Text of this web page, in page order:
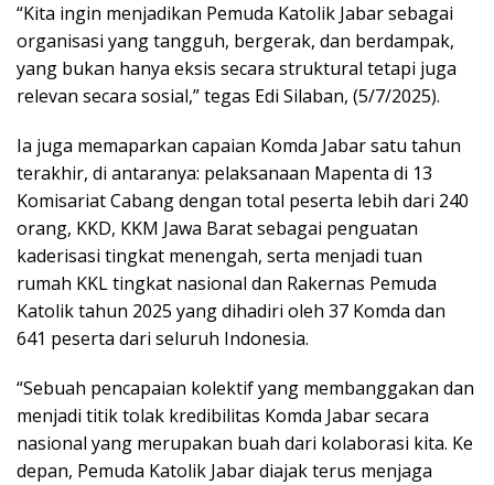
“Kita ingin menjadikan Pemuda Katolik Jabar sebagai
organisasi yang tangguh, bergerak, dan berdampak,
yang bukan hanya eksis secara struktural tetapi juga
relevan secara sosial,” tegas Edi Silaban, (5/7/2025).
Ia juga memaparkan capaian Komda Jabar satu tahun
terakhir, di antaranya: pelaksanaan Mapenta di 13
Komisariat Cabang dengan total peserta lebih dari 240
orang, KKD, KKM Jawa Barat sebagai penguatan
kaderisasi tingkat menengah, serta menjadi tuan
rumah KKL tingkat nasional dan Rakernas Pemuda
Katolik tahun 2025 yang dihadiri oleh 37 Komda dan
641 peserta dari seluruh Indonesia.
“Sebuah pencapaian kolektif yang membanggakan dan
menjadi titik tolak kredibilitas Komda Jabar secara
nasional yang merupakan buah dari kolaborasi kita. Ke
depan, Pemuda Katolik Jabar diajak terus menjaga